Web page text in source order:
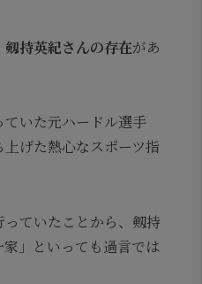
剱持英紀さんの存在があ
いた元ハードル選手
げた熱心なスポーツ指
ていたことから、剱持
」といっても過言では